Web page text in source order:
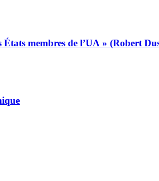
membres de l’UA » (Robert